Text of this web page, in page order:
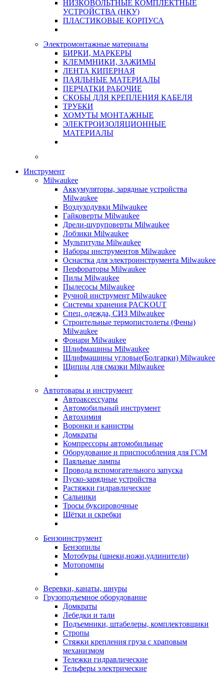
НИЗКОВОЛЬТНЫЕ КОМПЛЕКТНЫЕ
УСТРОЙСТВА (НКУ)
ПЛАСТИКОВЫЕ КОРПУСА
Электромонтажные материалы
БИРКИ, МАРКЕРЫ
КЛЕММНИКИ, ЗАЖИМЫ
ЛЕНТА КИПЕРНАЯ
ПАЯЛЬНЫЕ МАТЕРИАЛЫ
ПЕРЧАТКИ РАБОЧИЕ
СКОБЫ ДЛЯ КРЕПЛЕНИЯ КАБЕЛЯ
ТРУБКИ
ХОМУТЫ МОНТАЖНЫЕ
ЭЛЕКТРОИЗОЛЯЦИОННЫЕ
МАТЕРИАЛЫ
Инструмент
Milwaukee
Аккумуляторы, зарядные устройства
Milwaukee
Воздуходувки Milwaukee
Гайковерты Milwaukee
Дрели-шуруповерты Milwaukee
Лобзики Milwaukee
Мультитулы Milwaukee
Наборы инструментов Milwaukee
Оснастка для электроинструмента Milwaukee
Перфораторы Milwaukee
Пилы Milwaukee
Пылесосы Milwaukee
Ручной инструмент Milwaukee
Системы хранения PACKOUT
Спец. одежда, СИЗ Milwaukee
Строительные термопистолеты (Фены)
Milwaukee
Фонари Milwaukee
Шлифмашины Milwaukee
Шлифмашины угловые(Болгарки) Milwaukee
Щипцы для смазки Milwaukee
Автотовары и инструмент
Автоаксессуары
Автомобильный инструмент
Автохимия
Воронки и канистры
Домкраты
Компрессоры автомобильные
Оборудование и приспособления для ГСМ
Паяльные лампы
Провода вспомогательного запуска
Пуско-зарядные устройства
Растяжки гидравлические
Сальники
Тросы буксировочные
Щётки и скребки
Бензоинструмент
Бензопилы
Мотобуры (шнеки,ножи,удлинители)
Мотопомпы
Веревки, канаты, шнуры
Грузоподъемное оборудование
Домкраты
Лебедки и тали
Подъемники, штабелеры, комплектовщики
Стропы
Стяжки крепления груза с храповым
механизмом
Тележки гидравлические
Тельферы электрические